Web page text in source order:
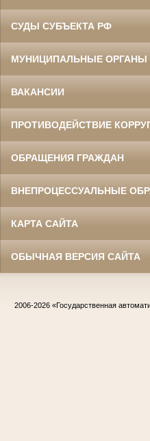
СУДЫ СУБЪЕКТА РФ
МУНИЦИПАЛЬНЫЕ ОРГАНЫ
ВАКАНСИИ
ПРОТИВОДЕЙСТВИЕ
ОБРАЩЕНИЯ ГРАЖДАН
ВНЕПРОЦЕССУАЛЬНЫЕ
КАРТА САЙТА
ОБЫЧНАЯ ВЕРСИЯ САЙТА
2006-2026 «Государственная